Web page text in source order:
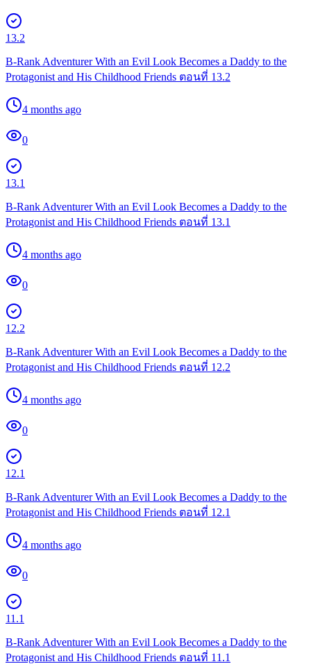
13.2
B-Rank Adventurer With an Evil Look Becomes a Daddy to the
Protagonist and His Childhood Friends ตอนที่ 13.2
4 months ago
0
13.1
B-Rank Adventurer With an Evil Look Becomes a Daddy to the
Protagonist and His Childhood Friends ตอนที่ 13.1
4 months ago
0
12.2
B-Rank Adventurer With an Evil Look Becomes a Daddy to the
Protagonist and His Childhood Friends ตอนที่ 12.2
4 months ago
0
12.1
B-Rank Adventurer With an Evil Look Becomes a Daddy to the
Protagonist and His Childhood Friends ตอนที่ 12.1
4 months ago
0
11.1
B-Rank Adventurer With an Evil Look Becomes a Daddy to the
Protagonist and His Childhood Friends ตอนที่ 11.1